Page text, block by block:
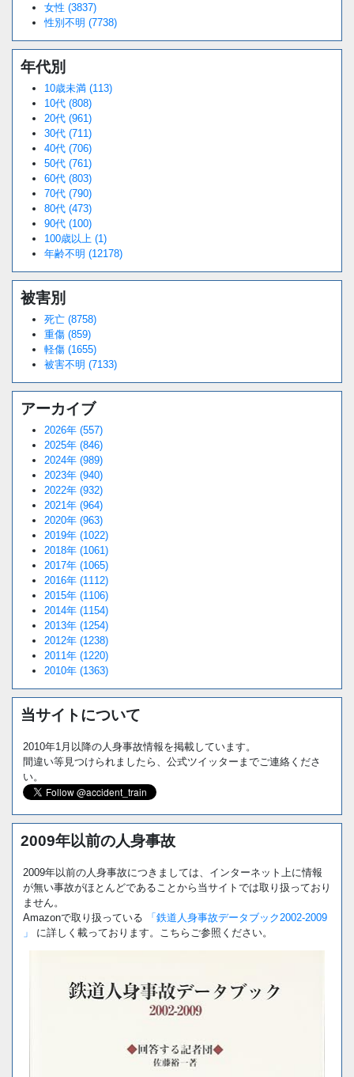
女性 (3837)
性別不明 (7738)
年代別
10歳未満 (113)
10代 (808)
20代 (961)
30代 (711)
40代 (706)
50代 (761)
60代 (803)
70代 (790)
80代 (473)
90代 (100)
100歳以上 (1)
年齢不明 (12178)
被害別
死亡 (8758)
重傷 (859)
軽傷 (1655)
被害不明 (7133)
アーカイブ
2026年 (557)
2025年 (846)
2024年 (989)
2023年 (940)
2022年 (932)
2021年 (964)
2020年 (963)
2019年 (1022)
2018年 (1061)
2017年 (1065)
2016年 (1112)
2015年 (1106)
2014年 (1154)
2013年 (1254)
2012年 (1238)
2011年 (1220)
2010年 (1363)
当サイトについて
2010年1月以降の人身事故情報を掲載しています。
間違い等見つけられましたら、公式ツイッターまでご連絡くださ
い。
2009年以前の人身事故
2009年以前の人身事故につきましては、インターネット上に情報
が無い事故がほとんどであることから当サイトでは取り扱っており
ません。
Amazonで取り扱っている
「鉄道人身事故データブック2002-2009
」
に詳しく載っております。こちらご参照ください。